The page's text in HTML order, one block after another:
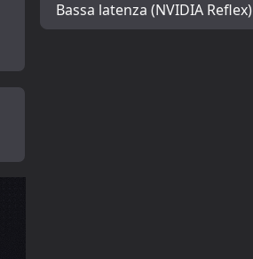
Bassa latenza (NVIDIA Reflex)